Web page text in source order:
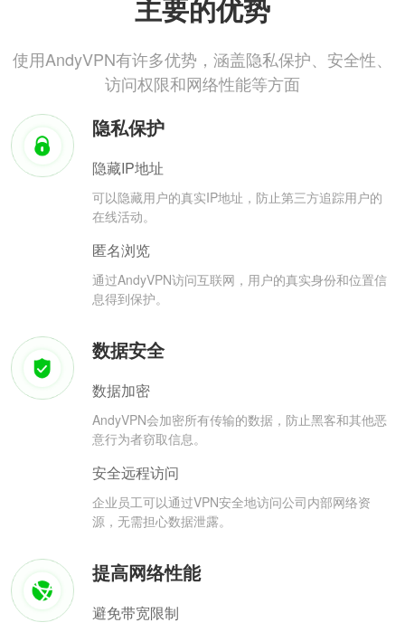
主要的优势
使用AndyVPN有许多优势，涵盖隐私保护、安全性、
访问权限和网络性能等方面
隐私保护
隐藏IP地址
可以隐藏用户的真实IP地址，防止第三方追踪用户的
在线活动。
匿名浏览
通过AndyVPN访问互联网，用户的真实身份和位置信
息得到保护。
数据安全
数据加密
AndyVPN会加密所有传输的数据，防止黑客和其他恶
意行为者窃取信息。
安全远程访问
企业员工可以通过VPN安全地访问公司内部网络资
源，无需担心数据泄露。
提高网络性能
避免带宽限制